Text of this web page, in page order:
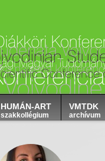
HUMÁN-ART
szakkollégium
VMTDK
archívum